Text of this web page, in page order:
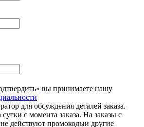
вы принимаете нашу
для обсуждения деталей заказа.
с момента заказа. На заказы с
действуют промокодыи другие